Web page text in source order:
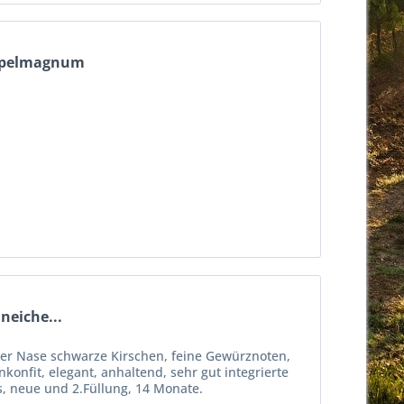
Nase schwarze Kirschen, feine Gewürznoten,
elegant, anhaltend, sehr gut integrierte
neue und 2.Füllung, 14 Monate.